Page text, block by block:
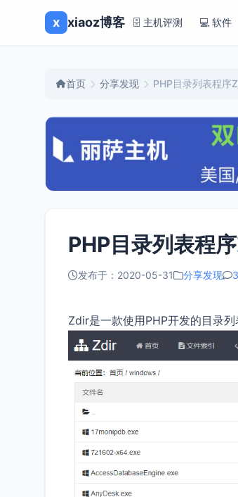
x xiaoz博客 🗄️ 主机评测 💻 软件
首页 分享发现 PHP目录列表程序
PHP目录列表程
发布于：2020-05-31 分享发现
Zdir是一款使用PHP开发的目录